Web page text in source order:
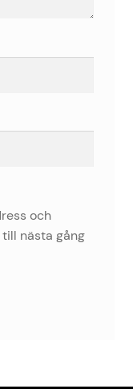
och
nästa gång